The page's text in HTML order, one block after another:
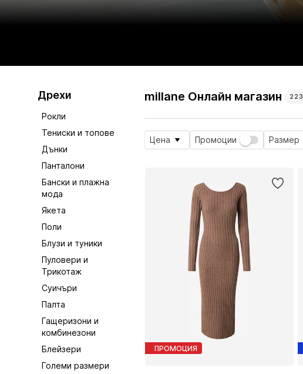
Дрехи
Рокли
Тениски и топове
Дънки
Панталони
Бански и плажна
мода
Якета
Поли
Блузи и туники
Пуловери и
Трикотаж
Суичъри
Палта
Гащеризони и
комбинезони
Блейзери
Големи размери
millane Онлайн магазин 223
Цена Промоции Размер
ПРОМОЦИЯ